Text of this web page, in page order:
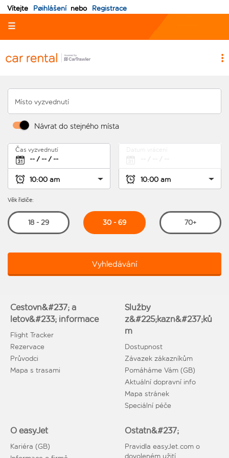
Vítejte Pøihlášení nebo Registrace
☰
Místo vyzvednutí
Návrat do stejného místa
Čas vyzvednutí
Věk řidiče:
18 - 29 30 - 69 70+
Vyhledávání
Cestovn&#237; a
letov&#233; informace
Flight Tracker
Rezervace
Průvodci
Mapa s trasami
Služby
z&#225;kazn&#237;ků
m
Dostupnost
Závazek zákazníkům
Pomáháme Vám (GB)
Aktuální dopravní info
Mapa stránek
Speciální péče
O easyJet
Kariéra (GB)
Ostatn&#237;
Pravidla easyJet.com o
dovoleném užití